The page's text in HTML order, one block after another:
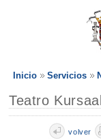
Inicio Servicios
Teatro
volver